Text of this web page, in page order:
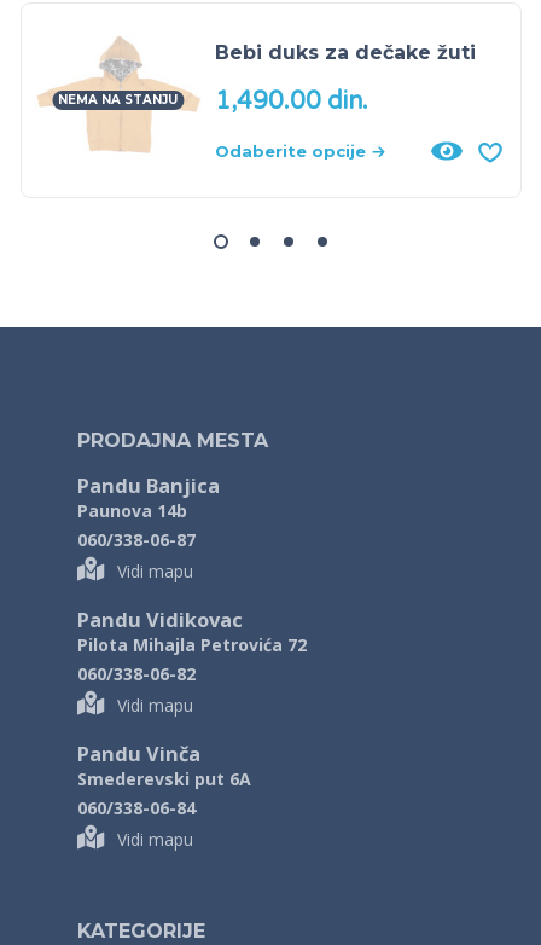
NEMA NA STANJU
Bebi duks za dečake žuti
1,490.00 din.
Odaberite opcije
PRODAJNA MESTA
Pandu Banjica
Paunova 14b
060/338-06-87
Vidi mapu
Pandu Vidikovac
Pilota Mihajla Petrovića 72
060/338-06-82
Vidi mapu
Pandu Vinča
Smederevski put 6A
060/338-06-84
Vidi mapu
KATEGORIJE